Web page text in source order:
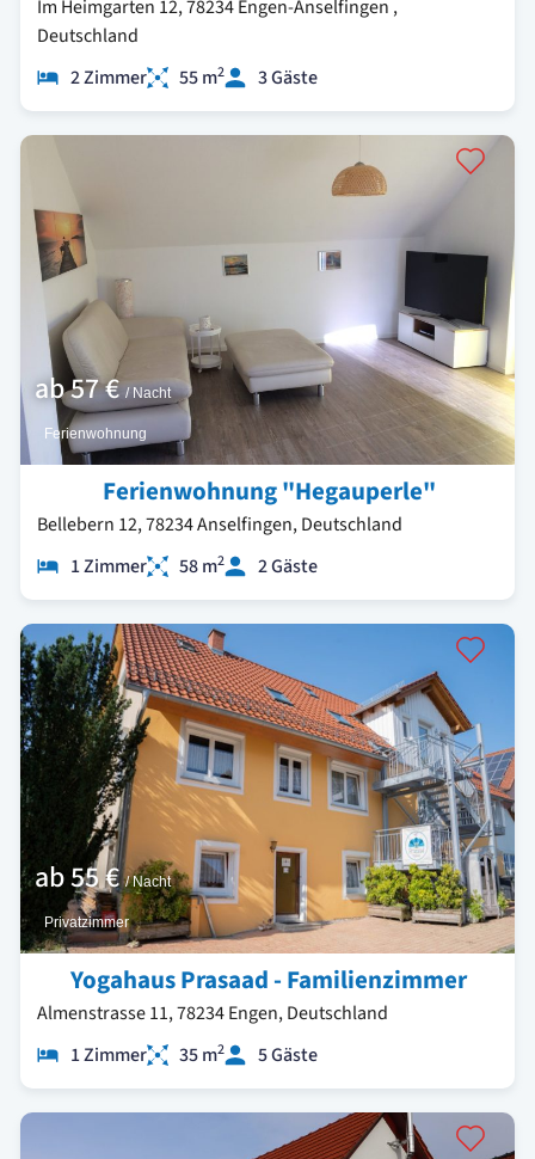
Im Heimgarten 12, 78234 Engen-Anselfingen ,
Deutschland
2 Zimmer
55 m2 3 Gäste
ab57 € / Nacht
Ferienwohnung
Ferienwohnung "Hegauperle"
Bellebern 12, 78234 Anselfingen, Deutschland
1 Zimmer
58 m2 2 Gäste
ab55 € / Nacht
Privatzimmer
Yogahaus Prasaad - Familienzimmer
Almenstrasse 11, 78234 Engen, Deutschland
1 Zimmer
35 m2 5 Gäste